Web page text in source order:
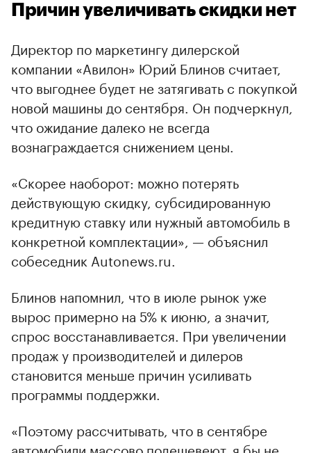
Причин увеличивать скидки нет
Директор по маркетингу дилерской
компании «Авилон» Юрий Блинов считает,
что выгоднее будет не затягивать с покупкой
новой машины до сентября. Он подчеркнул,
что ожидание далеко не всегда
вознаграждается снижением цены.
«Скорее наоборот: можно потерять
действующую скидку, субсидированную
кредитную ставку или нужный автомобиль в
конкретной комплектации», — объяснил
собеседник Autonews.ru.
Блинов напомнил, что в июле рынок уже
вырос примерно на 5% к июню, а значит,
спрос восстанавливается. При увеличении
продаж у производителей и дилеров
становится меньше причин усиливать
программы поддержки.
«Поэтому рассчитывать, что в сентябре
автомобили массово подешевеют, я бы не